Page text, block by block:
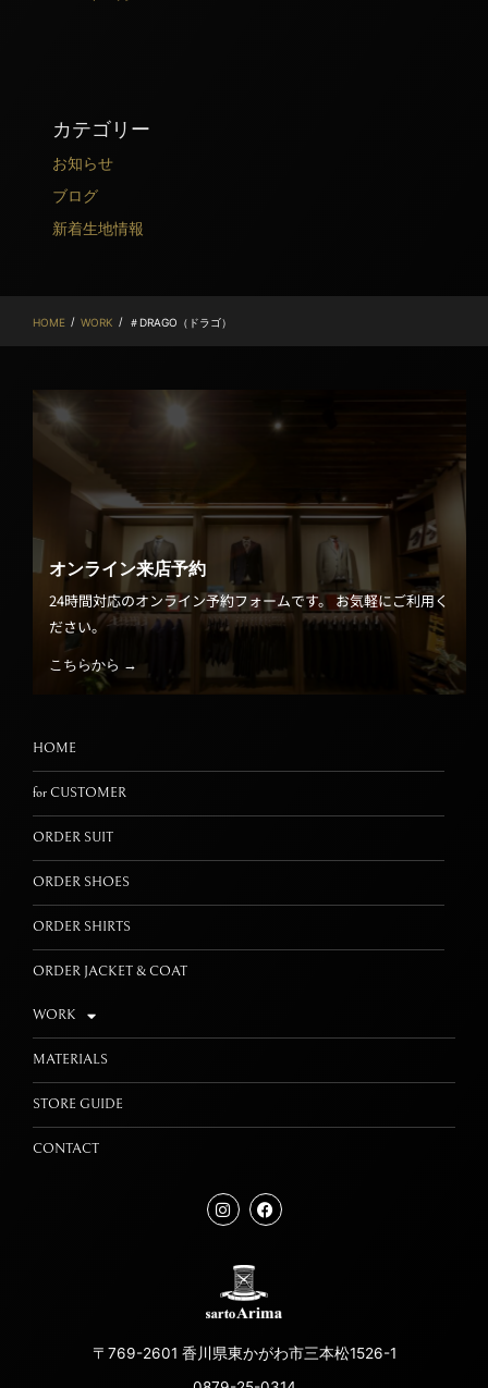
カテゴリー
お知らせ
ブログ
新着生地情報
HOME / WORK / ＃DRAGO（ドラゴ）
〒769-2601 香川県東かがわ市三本松1526-1
オンライン来店予約
24時間対応のオンライン予約フォームです。 お気軽にご利用く
ださい。
こちらから →
HOME
for CUSTOMER
ORDER SUIT
ORDER SHOES
ORDER SHIRTS
ORDER JACKET & COAT
WORK
MATERIALS
STORE GUIDE
CONTACT